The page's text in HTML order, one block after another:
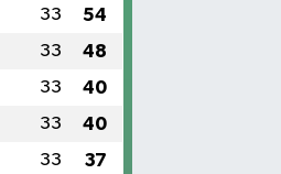
33 54
33 48
33 40
33 40
33 37